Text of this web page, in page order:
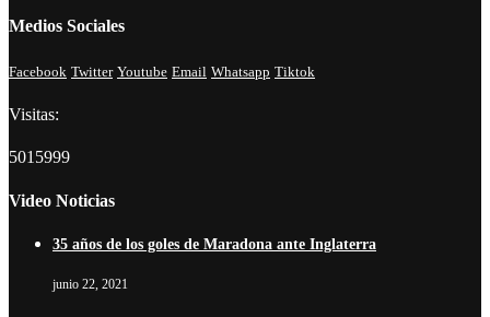
Medios Sociales
Facebook Twitter Youtube Email Whatsapp Tiktok
Visitas:
5015999
Video Noticias
35 años de los goles de Maradona ante Inglaterra
junio 22, 2021